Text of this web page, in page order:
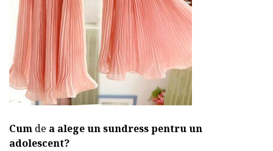
Cum de a alege un sundress pentru un
adolescent?